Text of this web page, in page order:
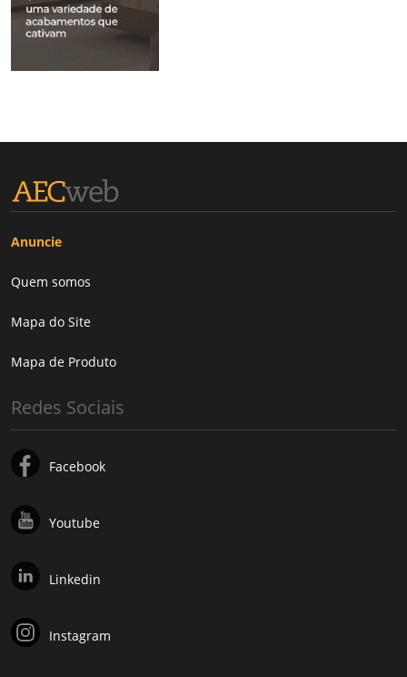
Anuncie
Quem somos
Mapa do Site
Mapa de Produto
Redes Sociais
Facebook
Youtube
Linkedin
Instagram